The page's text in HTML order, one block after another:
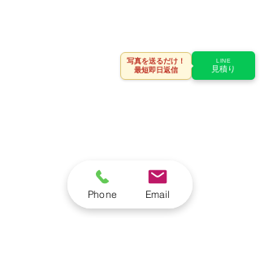
Phone Email
写真を送るだけ！
最短即日返信
LINE
見積り